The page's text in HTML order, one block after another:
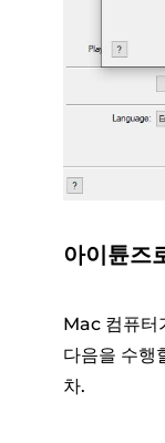
아이튠즈
Mac 컴퓨터
다음을 수행
차.